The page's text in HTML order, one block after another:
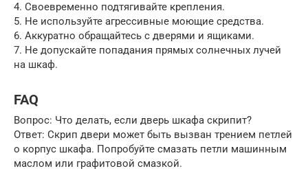
4. Своевременно подтягивайте крепления.
5. Не используйте агрессивные моющие средства.
6. Аккуратно обращайтесь с дверями и ящиками.
7. Не допускайте попадания прямых солнечных лучей
на шкаф.
FAQ
Вопрос: Что делать, если дверь шкафа скрипит?
Ответ: Скрип двери может быть вызван трением петлей
о корпус шкафа. Попробуйте смазать петли машинным
маслом или графитовой смазкой.